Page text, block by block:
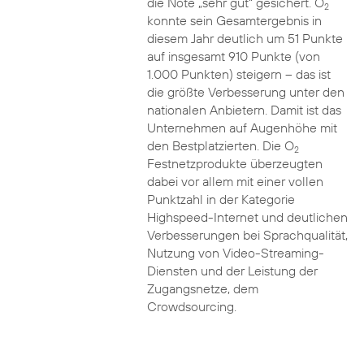
2
konnte sein Gesamtergebnis in
diesem Jahr deutlich um 51 Punkte
auf insgesamt 910 Punkte (von
1.000 Punkten) steigern – das ist
die größte Verbesserung unter den
nationalen Anbietern. Damit ist das
Unternehmen auf Augenhöhe mit
den Bestplatzierten. Die O2
Festnetzprodukte überzeugten
dabei vor allem mit einer vollen
Punktzahl in der Kategorie
Highspeed-Internet und deutlichen
Verbesserungen bei Sprachqualität,
Nutzung von Video-Streaming-
Diensten und der Leistung der
Zugangsnetze, dem
Crowdsourcing.